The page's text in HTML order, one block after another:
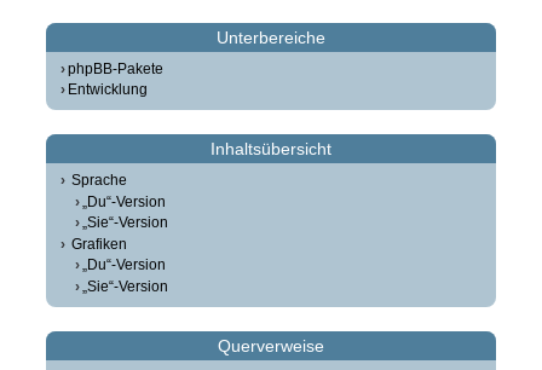
Unterbereiche
phpBB-Pakete
Entwicklung
Inhaltsübersicht
Sprache
„Du“-Version
„Sie“-Version
Grafiken
„Du“-Version
„Sie“-Version
Querverweise